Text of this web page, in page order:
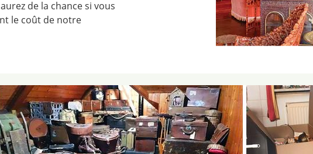
de la chance si vous
le coût de notre